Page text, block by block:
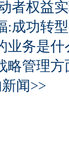
者权益
:成功转
业务是
略管理
闻>>